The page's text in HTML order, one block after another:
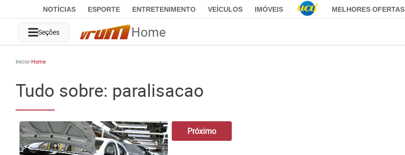
NOTÍCIAS ESPORTE ENTRETENIMENTO VEÍCULOS IMÓVEIS MELHORES OFERTAS
Seções Home
Início Home
Tudo sobre: paralisacao
Próximo